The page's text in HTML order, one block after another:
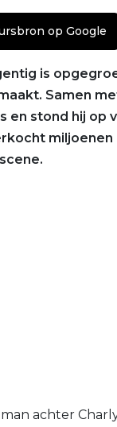
op Google
is
Samen
en stond hij
achter